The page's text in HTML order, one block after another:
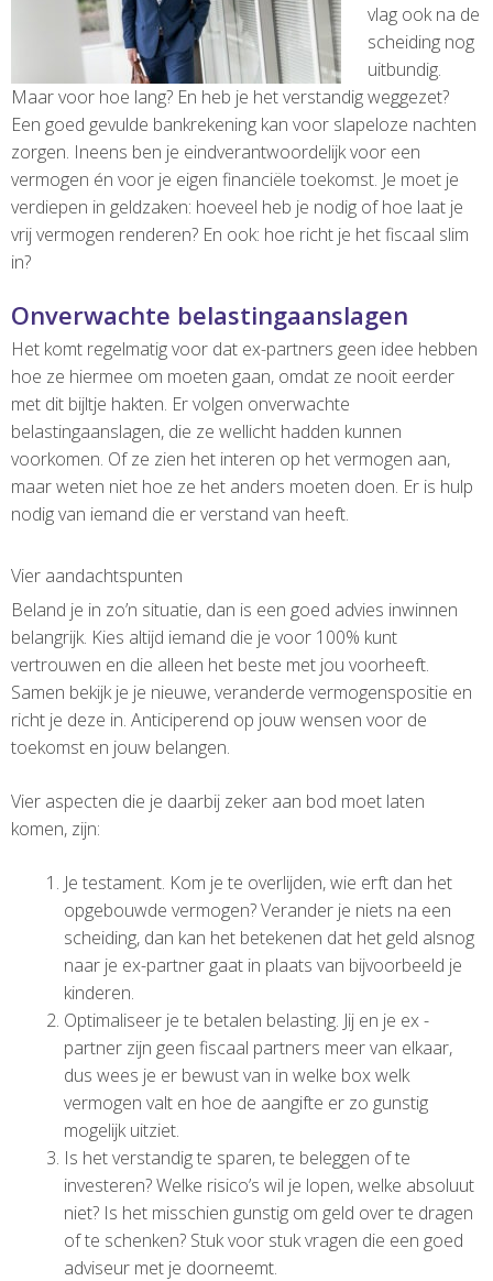
vlag ook na de
scheiding nog
uitbundig.
Maar voor hoe lang? En heb je het verstandig weggezet?
Een goed gevulde bankrekening kan voor slapeloze nachten
zorgen. Ineens ben je eindverantwoordelijk voor een
vermogen én voor je eigen financiële toekomst. Je moet je
verdiepen in geldzaken: hoeveel heb je nodig of hoe laat je
vrij vermogen renderen? En ook: hoe richt je het fiscaal slim
in?
Onverwachte belastingaanslagen
Het komt regelmatig voor dat ex-partners geen idee hebben
hoe ze hiermee om moeten gaan, omdat ze nooit eerder
met dit bijltje hakten. Er volgen onverwachte
belastingaanslagen, die ze wellicht hadden kunnen
voorkomen. Of ze zien het interen op het vermogen aan,
maar weten niet hoe ze het anders moeten doen. Er is hulp
nodig van iemand die er verstand van heeft.
Vier aandachtspunten
Beland je in zo’n situatie, dan is een goed advies inwinnen
belangrijk. Kies altijd iemand die je voor 100% kunt
vertrouwen en die alleen het beste met jou voorheeft.
Samen bekijk je je nieuwe, veranderde vermogenspositie en
richt je deze in. Anticiperend op jouw wensen voor de
toekomst en jouw belangen.
Vier aspecten die je daarbij zeker aan bod moet laten
komen, zijn:
Je testament. Kom je te overlijden, wie erft dan het
opgebouwde vermogen? Verander je niets na een
scheiding, dan kan het betekenen dat het geld alsnog
naar je ex-partner gaat in plaats van bijvoorbeeld je
kinderen.
Optimaliseer je te betalen belasting. Jij en je ex -
partner zijn geen fiscaal partners meer van elkaar,
dus wees je er bewust van in welke box welk
vermogen valt en hoe de aangifte er zo gunstig
mogelijk uitziet.
Is het verstandig te sparen, te beleggen of te
investeren? Welke risico’s wil je lopen, welke absoluut
niet? Is het misschien gunstig om geld over te dragen
of te schenken? Stuk voor stuk vragen die een goed
adviseur met je doorneemt.